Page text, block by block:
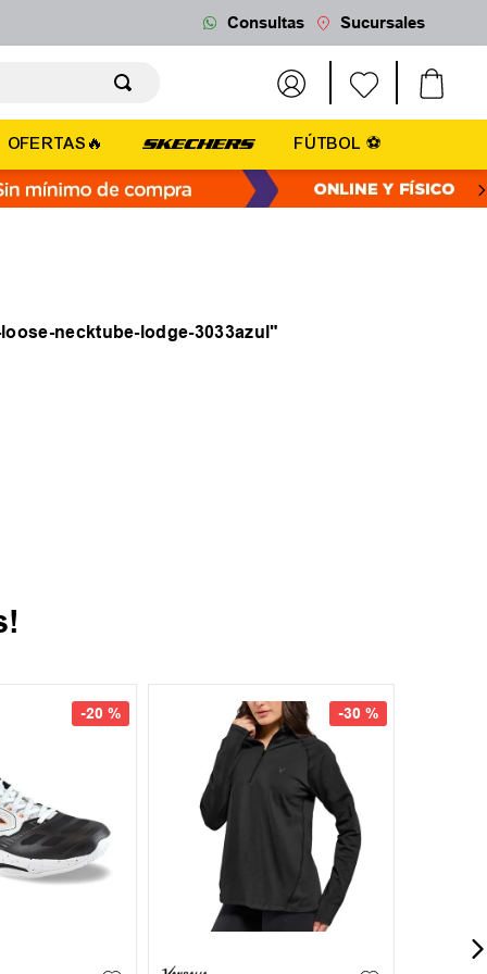
Consultas Sucursales
OFERTAS🔥 FÚTBOL ⚽
necktube-lodge-3033azul"
-13 % -13 %
37
40 40